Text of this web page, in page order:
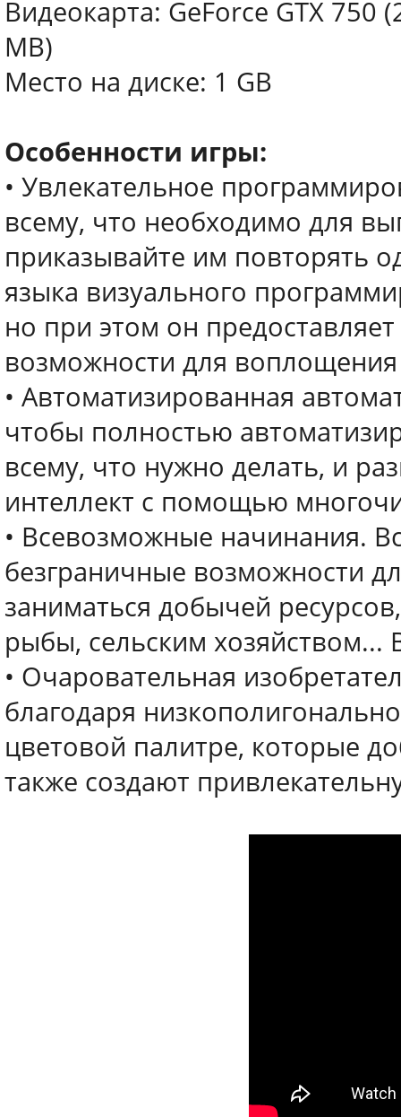
Видеокарта: GeForce GTX 750
MB)
Место на диске: 1 GB
Особенности игры:
• Увлекательное
всему, что необходимо для
приказывайте им повторять
языка визуального
но при этом он
возможности для
• Автоматизированная
чтобы полностью
всему, что нужно делать, и
интеллект с помощью
• Всевозможные начинания.
безграничные возможности
заниматься добычей
рыбы, сельским хозяйством...
• Очаровательная
благодаря
цветовой палитре, которые
также создают